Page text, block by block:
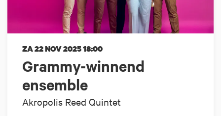
Grammy-winnend
ensemble
Akropolis Reed Quintet
ZA 22 NOV 202518:00